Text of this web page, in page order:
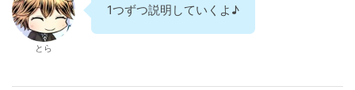
とら
1つずつ説明していくよ♪